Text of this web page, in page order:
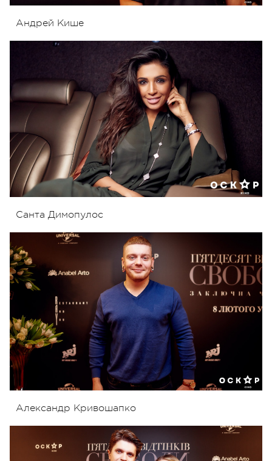
Андрей Кише
Санта Димопулос
Александр Кривошапко